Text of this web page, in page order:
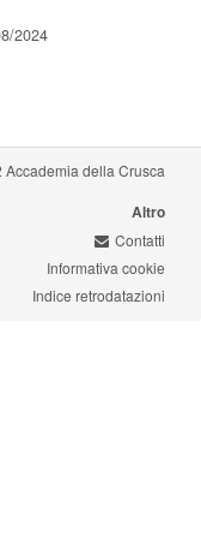
2024
della Crusca
Altro
Contatti
Informativa cookie
Indice retrodatazioni